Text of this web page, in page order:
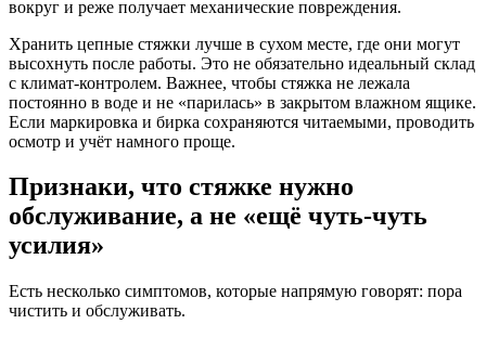
вокруг и реже получает механические повреждения.
Хранить цепные стяжки лучше в сухом месте, где они могут
высохнуть после работы. Это не обязательно идеальный склад
с климат-контролем. Важнее, чтобы стяжка не лежала
постоянно в воде и не «парилась» в закрытом влажном ящике.
Если маркировка и бирка сохраняются читаемыми, проводить
осмотр и учёт намного проще.
Признаки, что стяжке нужно
обслуживание, а не «ещё чуть-чуть
усилия»
Есть несколько симптомов, которые напрямую говорят: пора
чистить и обслуживать.